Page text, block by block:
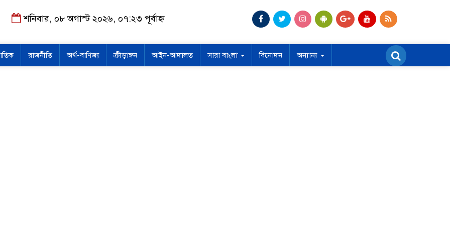
শনিবার, ০৮ অগাস্ট ২০২৬, ০৭:২৩ পূর্বাহ্ন
রাজনীতি অর্থ-বাণিজ্য ক্রীড়াঙ্গন আইন-আদালত সারা বাংলা বিনোদন অন্যান্য